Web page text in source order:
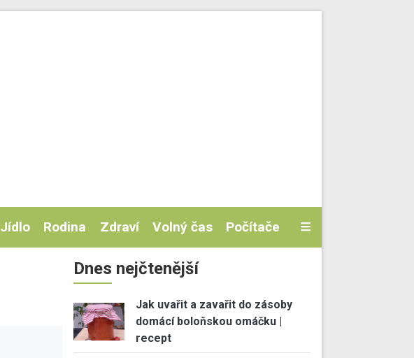
Jídlo Rodina Zdraví Volný čas Počítače
Dnes nejčtenější
Jak uvařit a zavařit do zásoby
domácí boloňskou omáčku |
recept